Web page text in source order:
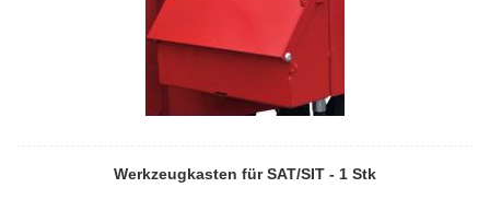
Werkzeugkasten für SAT/SIT - 1 Stk